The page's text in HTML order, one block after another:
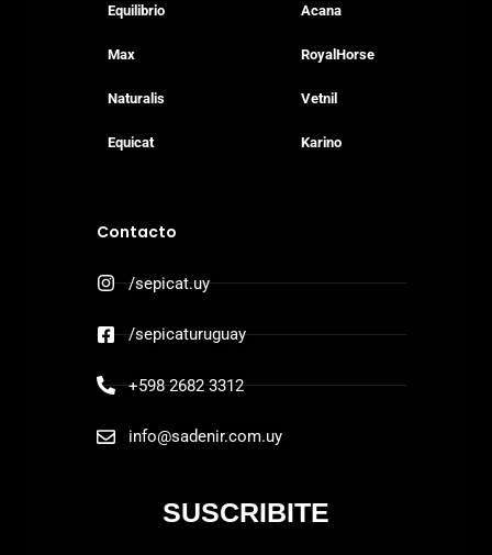
Equilibrio
Max
Naturalis
Equicat
Acana
RoyalHorse
Vetnil
Karino
Contacto
/sepicat.uy
/sepicaturuguay
+598 2682 3312
info@sadenir.com.uy
info@sadenir.com.uy